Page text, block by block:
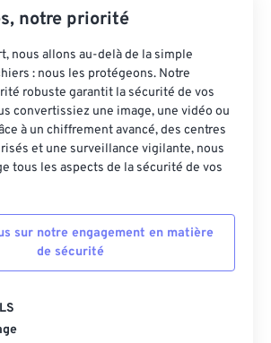
notre priorité
nous allons au-delà de la simple
: nous les protégeons. Notre
robuste garantit la sécurité de vos
convertissiez une image, une vidéo ou
à un chiffrement avancé, des centres
et une surveillance vigilante, nous
tous les aspects de la sécurité de vos
sur notre engagement en matière
de sécurité